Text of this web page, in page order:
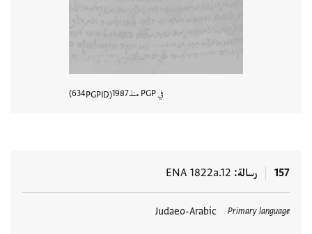
في PGP منذ 1987
PGPID
634
157 رسالة ENA 1822a.12
Primary language
Judaeo-Arabic العلامات